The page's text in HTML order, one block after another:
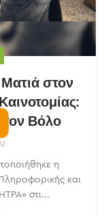
στον
Βόλο
η
και
στι...